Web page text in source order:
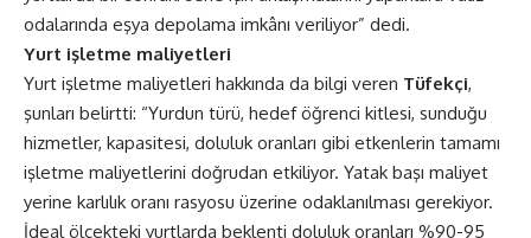
odalarında eşya depolama imkânı veriliyor” dedi.
Yurt işletme maliyetleri
Yurt işletme maliyetleri hakkında da bilgi veren Tüfekçi,
şunları belirtti: “Yurdun türü, hedef öğrenci kitlesi, sunduğu
hizmetler, kapasitesi, doluluk oranları gibi etkenlerin tamamı
işletme maliyetlerini doğrudan etkiliyor. Yatak başı maliyet
yerine karlılık oranı rasyosu üzerine odaklanılması gerekiyor.
İdeal ölçekteki yurtlarda beklenti doluluk oranları %90-95